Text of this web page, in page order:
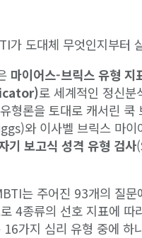
가 도대체 무엇인지부터
마이어스-브릭스 유형
로 세계적인 정신분
형론을 토대로 캐서린 쿡
와 이사벨 브릭스 마
기 보고식 성격 유형 검사
는 주어진 93개의 질문
4종류의 선호 지표에 따
가지 심리 유형 중에 하